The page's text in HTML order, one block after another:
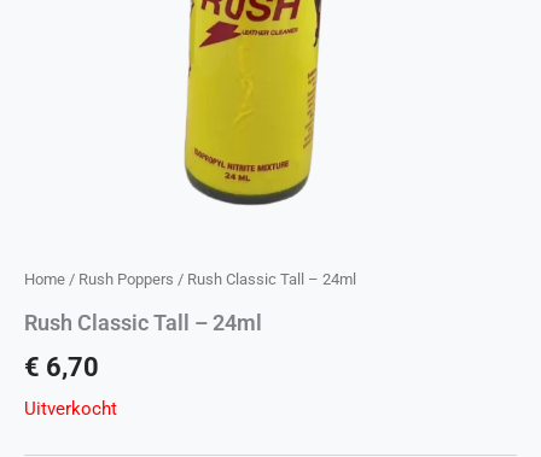
Home / Rush Poppers / Rush Classic Tall – 24ml
Rush Classic Tall – 24ml
€ 6,70
Uitverkocht